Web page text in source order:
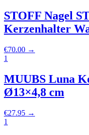
STOFF Nagel
Kerzenhalter
€70.00 →
1
MUUBS Luna
Ø13×4,8 cm
€27.95 →
1